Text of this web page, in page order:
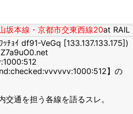
坂本線・京都市交東西線20at RAIL
ﾁｮｲ df91-VeGq [133.137.133.175])
】の
通を担う各線を語るスレ。